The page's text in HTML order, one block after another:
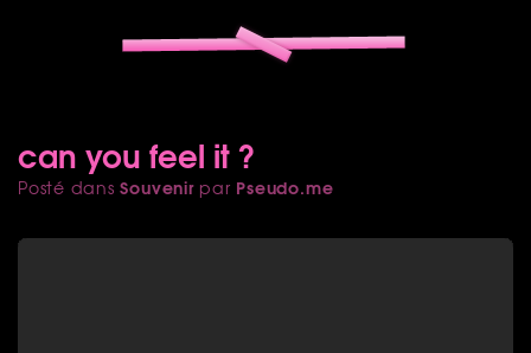
can you feel it ?
Posté dansSouvenirpar Pseudo.me